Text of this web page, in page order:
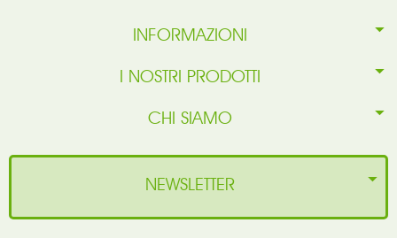
INFORMAZIONI
I NOSTRI PRODOTTI
CHI SIAMO
NEWSLETTER